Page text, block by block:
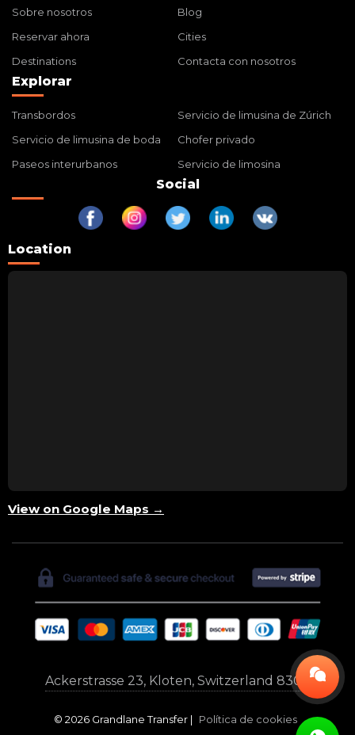
Sobre nosotros
Blog
Reservar ahora
Cities
Destinations
Contacta con nosotros
Explorar
Transbordos
Servicio de limusina de Zúrich
Servicio de limusina de boda
Chofer privado
Paseos interurbanos
Servicio de limosina
Social
Location
View on Google Maps →
Ackerstrasse 23, Kloten, Switzerland 8302
© 2026 Grandlane Transfer |
Política de cookies